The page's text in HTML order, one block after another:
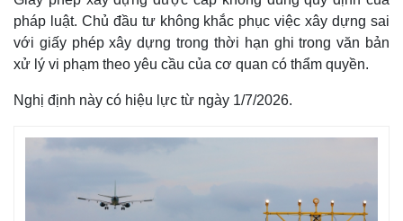
pháp luật. Chủ đầu tư không khắc phục việc xây dựng sai
với giấy phép xây dựng trong thời hạn ghi trong văn bản
xử lý vi phạm theo yêu cầu của cơ quan có thẩm quyền.
Nghị định này có hiệu lực từ ngày 1/7/2026.